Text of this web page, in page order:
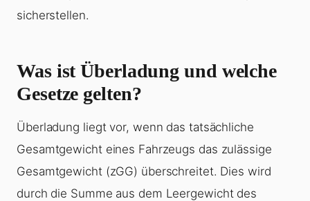
sicherstellen.
Was ist Überladung und welche
Gesetze gelten?
Überladung liegt vor, wenn das tatsächliche
Gesamtgewicht eines Fahrzeugs das zulässige
Gesamtgewicht (zGG) überschreitet. Dies wird
durch die Summe aus dem Leergewicht des